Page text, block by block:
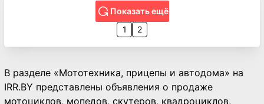
Показать ещё
1
2
В разделе «Мототехника, прицепы и автодома» на
IRR.BY представлены объявления о продаже
мотоциклов, мопедов, скутеров, квадроциклов,